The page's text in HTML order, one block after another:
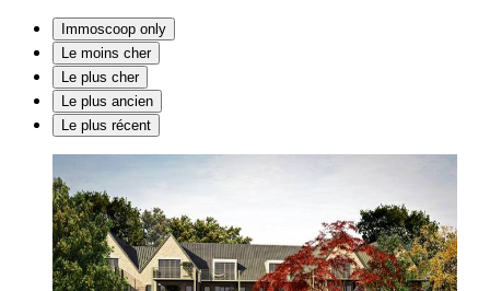
Immoscoop only
Le moins cher
Le plus cher
Le plus ancien
Le plus récent